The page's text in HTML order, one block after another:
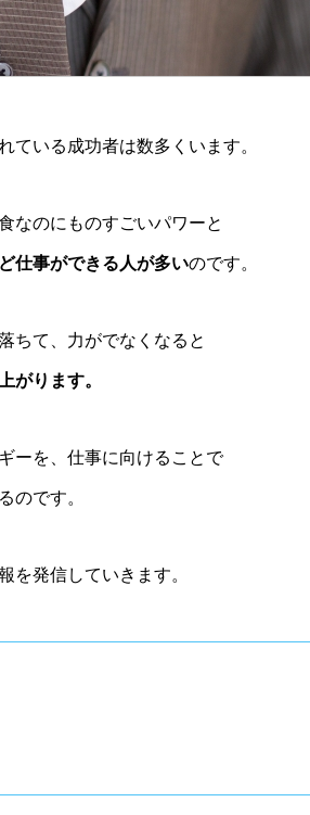
ている成功者は数多くいます。
なのにものすごいパワーと
仕事ができる人が多いのです。
ちて、力がでなくなると
がります。
ーを、仕事に向けることで
のです。
を発信していきます。